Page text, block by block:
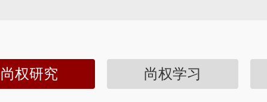
尚权研究 尚权学习